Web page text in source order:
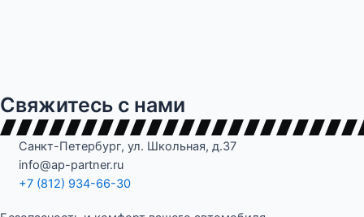
Свяжитесь с нами
Санкт-Петербург, ул. Школьная, д.37
info@ap-partner.ru
+7 (812) 934-66-30